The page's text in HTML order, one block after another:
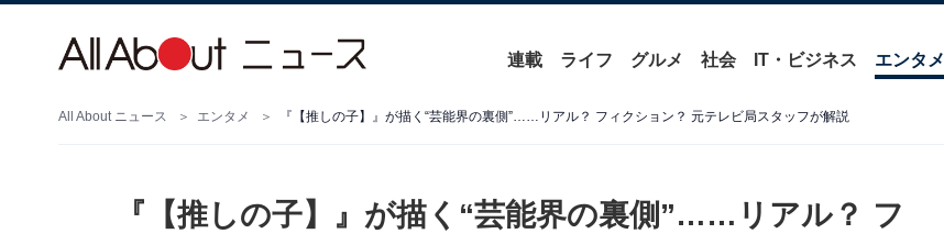
連載 ライフ グルメ 社会 IT・ビジネス エンタメ
All About ニュース エンタメ 『【推しの子】』が描く“芸能界の裏側”……リアル？ フィクション？ 元テレビ局スタッフが解説
『【推しの子】』が描く“芸能界の裏側”……リアル？ フ